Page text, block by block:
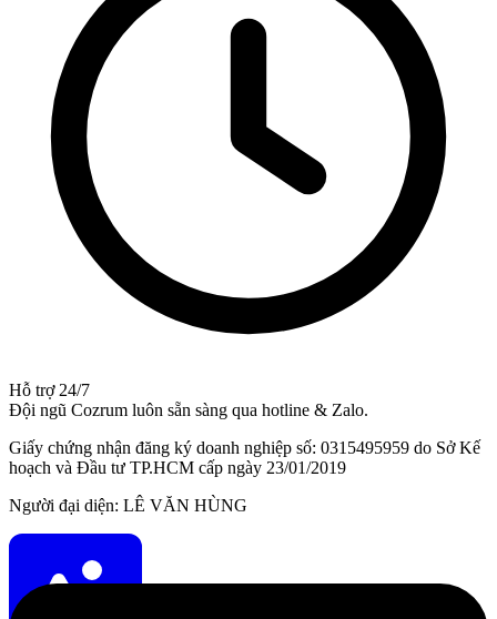
Hỗ trợ 24/7
Đội ngũ Cozrum luôn sẵn sàng qua hotline & Zalo.
Giấy chứng nhận đăng ký doanh nghiệp số: 0315495959 do Sở Kế
hoạch và Đầu tư TP.HCM cấp ngày 23/01/2019
Người đại diện: LÊ VĂN HÙNG